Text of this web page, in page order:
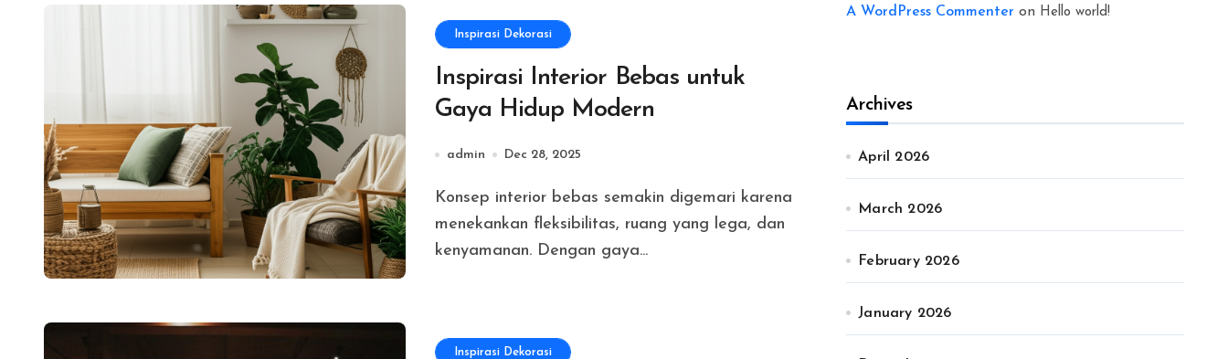
Inspirasi Dekorasi
Inspirasi Interior Bebas untuk
Gaya Hidup Modern
admin Dec 28, 2025
Konsep interior bebas semakin digemari karena
menekankan fleksibilitas, ruang yang lega, dan
kenyamanan. Dengan gaya...
Inspirasi Dekorasi
A WordPress Commenter on Hello world!
Archives
April 2026
March 2026
February 2026
January 2026